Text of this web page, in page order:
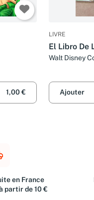
1,00 €
LIVRE
El Libro De
Walt Disney
Ajouter
en France
partir de 10 €